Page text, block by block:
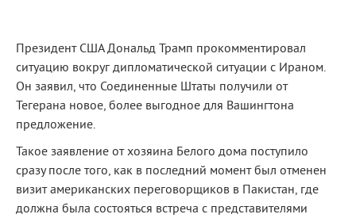
Президент США Дональд Трамп прокомментировал
ситуацию вокруг дипломатической ситуации с Ираном.
Он заявил, что Соединенные Штаты получили от
Тегерана новое, более выгодное для Вашингтона
предложение.
Такое заявление от хозяина Белого дома поступило
сразу после того, как в последний момент был отменен
визит американских переговорщиков в Пакистан, где
должна была состояться встреча с представителями